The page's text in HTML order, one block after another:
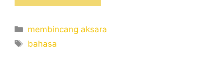
Categories
membincang aksara
Tags
bahasa